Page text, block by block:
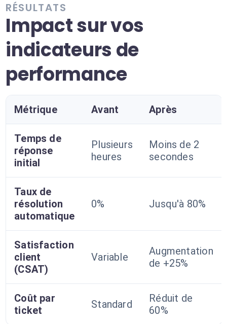
RÉSULTATS
Impact sur vos
indicateurs de
performance
Métrique Avant Après
Temps de
réponse
initial
Plusieurs
heures
Moins de 2
secondes
Taux de
résolution
automatique
0% Jusqu'à 80%
Satisfaction
client
(CSAT)
Variable
Augmentation
de +25%
Coût par
ticket
Standard
Réduit de
60%